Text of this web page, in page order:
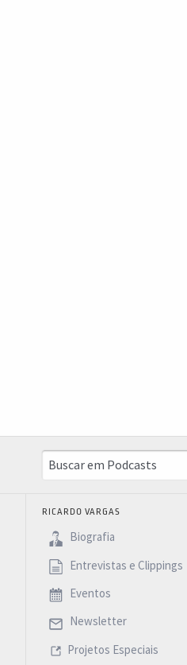
RICARDO VARGAS
Biografia
Entrevistas e Clippings
Eventos
Newsletter
Projetos Especiais